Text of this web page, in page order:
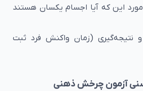
این که آیا اجسام یکسان هستند
نتیجه‌گیری (زمان واکنش فرد ثبت
آزمون چرخش ذهنی